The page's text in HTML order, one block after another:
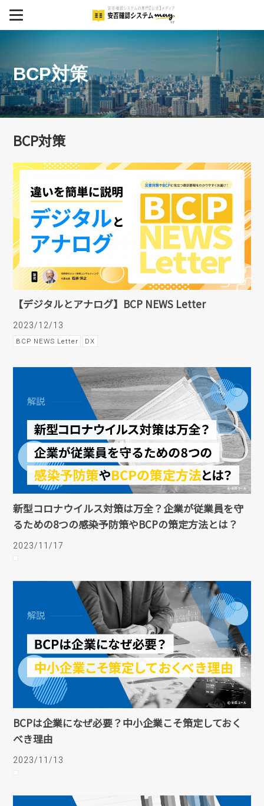
MENU
BCP
安否確認システム
安否確認システム導入事例
BCP対策
BCP対策
【デジタルとアナログ】BCP NEWS Letter
2023/12/13
BCP NEWS Letter DX
新型コロナウイルス対策は万全？企業が従業員を守
るための8つの感染予防策やBCPの策定方法とは？
2023/11/17
BCPは企業になぜ必要？中小企業こそ策定しておく
べき理由
2023/11/13